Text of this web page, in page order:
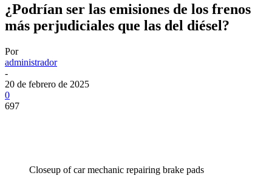
¿Podrían ser las emisiones de los frenos
más perjudiciales que las del diésel?
Por
administrador
-
20 de febrero de 2025
0
697
Closeup of car mechanic repairing brake pads